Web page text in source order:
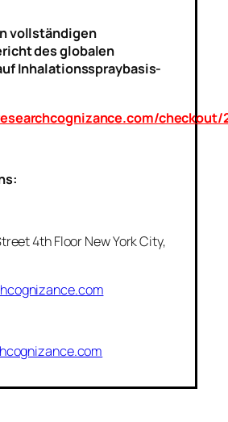
vollständigen
des globalen
Inhalationsspraybasis-
checkout/
4th Floor New York City,